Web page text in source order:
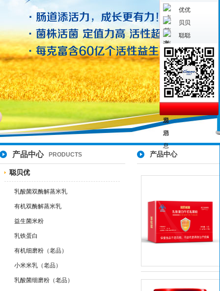
产品中心 PRODUCTS
聪贝优
乳酸菌双酶解蒸米乳
有机双酶解蒸米乳
益生菌米粉
乳铁蛋白
有机细磨粉（老品）
小米米乳（老品）
乳酸菌细磨粉（老品）
产品中心
优优
贝贝
聪聪